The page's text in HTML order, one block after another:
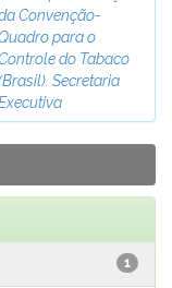
Convenção-
para o
do Tabaco
Secretaria
1